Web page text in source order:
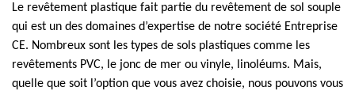
Le revêtement plastique fait partie du revêtement de sol souple
qui est un des domaines d’expertise de notre société Entreprise
CE. Nombreux sont les types de sols plastiques comme les
revêtements PVC, le jonc de mer ou vinyle, linoléums. Mais,
quelle que soit l’option que vous avez choisie, nous pouvons vous